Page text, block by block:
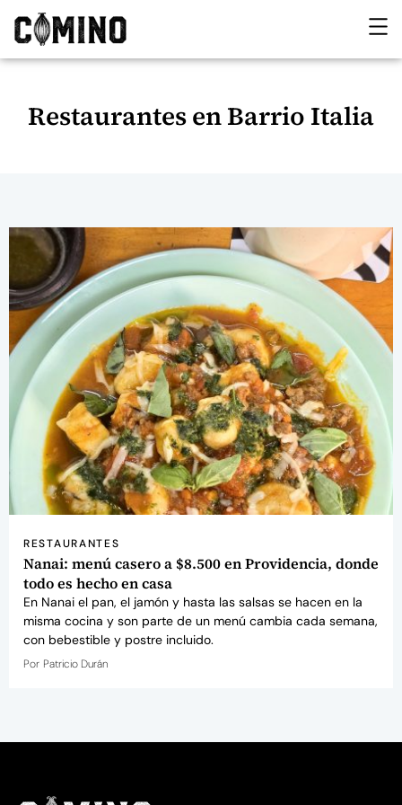
Restaurantes en Barrio Italia
RESTAURANTES
Nanai: menú casero a $8.500 en Providencia, donde
todo es hecho en casa
En Nanai el pan, el jamón y hasta las salsas se hacen en la
misma cocina y son parte de un menú cambia cada semana,
con bebestible y postre incluido.
Por Patricio Durán